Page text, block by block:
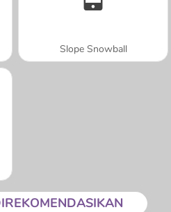
Slope Snowball